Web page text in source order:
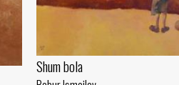
Shum bola